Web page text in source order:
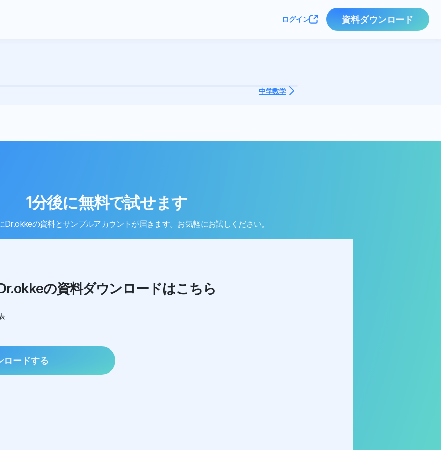
中学数学
ログイン 資料ダウンロード
1分後に無料で試せます
Dr.okkeの資料とサンプルアカウントが届きます。お気軽にお試しください。
の資料ダウンロードはこちら
ロードする